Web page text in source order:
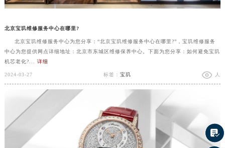
北京宝玑维修服务中心在哪里?
北京宝玑维修服务中心为您分享：“北京宝玑维修服务中心在哪里?”，宝玑维修服务
中心为您提供网点详细地址：北京市东城区维修保养中心。下面为您分享：如何避免宝玑
机芯老化?... 详细
2024-03-27 标签： 宝玑 人